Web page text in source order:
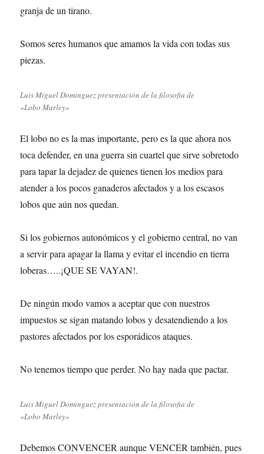
granja de un tirano.
Somos seres humanos que amamos la vida con todas sus
piezas.
Luis Miguel Dominguez presentación de la filosofia de
«Lobo Marley»
El lobo no es la mas importante, pero es la que ahora nos
toca defender, en una guerra sin cuartel que sirve sobretodo
para tapar la dejadez de quienes tienen los medios para
atender a los pocos ganaderos afectados y a los escasos
lobos que aún nos quedan.
Si los gobiernos autonómicos y el gobierno central, no van
a servir para apagar la llama y evitar el incendio en tierra
loberas…..¡QUE SE VAYAN!.
De ningún modo vamos a aceptar que con nuestros
impuestos se sigan matando lobos y desatendiendo a los
pastores afectados por los esporádicos ataques.
No tenemos tiempo que perder. No hay nada que pactar.
Luis Miguel Dominguez presentación de la filosofia de
«Lobo Marley»
Debemos CONVENCER aunque VENCER también, pues